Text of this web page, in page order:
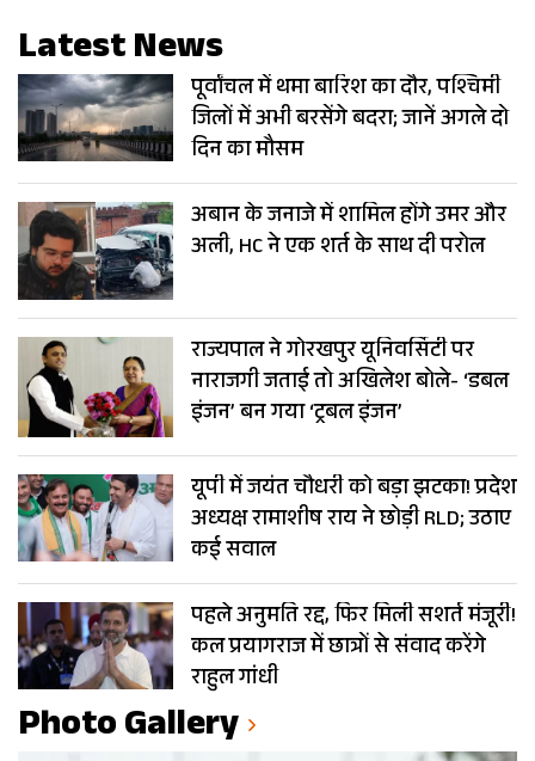
Latest News
पूर्वांचल में थमा बारिश का दौर, पश्चिमी
जिलों में अभी बरसेंगे बदरा; जानें अगले दो
दिन का मौसम
अबान के जनाजे में शामिल होंगे उमर और
अली, HC ने एक शर्त के साथ दी परोल
राज्यपाल ने गोरखपुर यूनिवर्सिटी पर
नाराजगी जताई तो अखिलेश बोले- ‘डबल
इंजन’ बन गया ‘ट्रबल इंजन’
यूपी में जयंत चौधरी को बड़ा झटका! प्रदेश
अध्यक्ष रामाशीष राय ने छोड़ी RLD; उठाए
कई सवाल
पहले अनुमति रद्द, फिर मिली सशर्त मंजूरी!
कल प्रयागराज में छात्रों से संवाद करेंगे
राहुल गांधी
Photo Gallery